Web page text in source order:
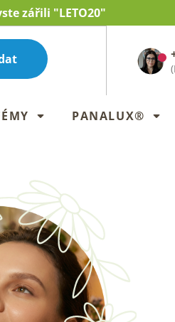
zářili "LETO20"
PANALUX®